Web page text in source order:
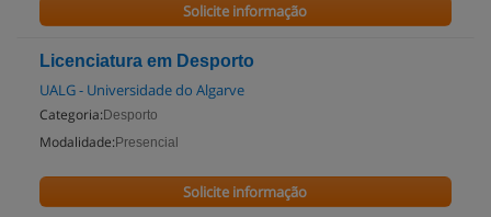
Solicite informação
Licenciatura em Desporto
UALG - Universidade do Algarve
Categoria: Desporto
Modalidade: Presencial
Solicite informação